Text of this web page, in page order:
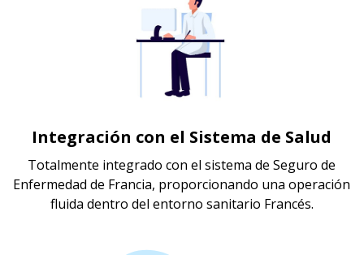
Integración con el Sistema de Salud
Totalmente integrado con el sistema de Seguro de
Enfermedad de Francia, proporcionando una operación
fluida dentro del entorno sanitario Francés.